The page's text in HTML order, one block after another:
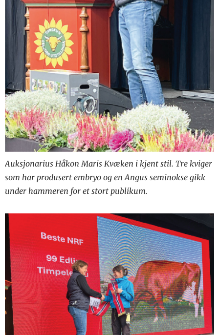
Auksjonarius Håkon Maris Kvæken i kjent stil. Tre kviger
som har produsert embryo og en Angus seminokse gikk
under hammeren for et stort publikum.